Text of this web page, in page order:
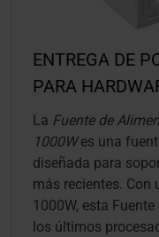
ENTREGA DE
PARA
La Fuente de
1000Wes una
diseñada para
más recientes. Con
1000W, esta
los últimos